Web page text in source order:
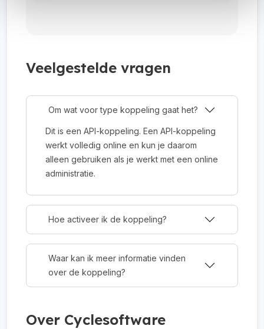
Veelgestelde vragen
Om wat voor type koppeling gaat het?
Dit is een API-koppeling. Een API-koppeling
werkt volledig online en kun je daarom
alleen gebruiken als je werkt met een online
administratie.
Hoe activeer ik de koppeling?
Waar kan ik meer informatie vinden
over de koppeling?
Over Cyclesoftware